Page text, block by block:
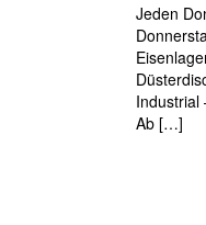
Jeden
Industrial
Ab […]